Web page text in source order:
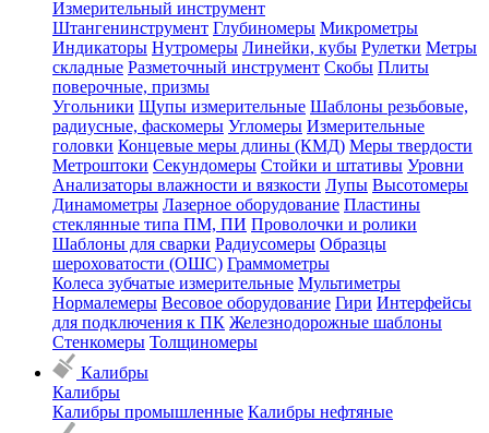
Измерительный инструмент
Штангенинструмент Глубиномеры Микрометры
Индикаторы Нутромеры Линейки, кубы Рулетки Метры
складные Разметочный инструмент Скобы Плиты
поверочные, призмы
Угольники Щупы измерительные Шаблоны резьбовые,
радиусные, фаскомеры Угломеры Измерительные
головки Концевые меры длины (КМД) Меры твердости
Метроштоки Секундомеры Стойки и штативы Уровни
Анализаторы влажности и вязкости Лупы Высотомеры
Динамометры Лазерное оборудование Пластины
стеклянные типа ПМ, ПИ Проволочки и ролики
Шаблоны для сварки Радиусомеры Образцы
шероховатости (ОШС) Граммометры
Колеса зубчатые измерительные Мультиметры
Нормалемеры Весовое оборудование Гири Интерфейсы
для подключения к ПК Железнодорожные шаблоны
Стенкомеры Толщиномеры
Калибры
Калибры
Калибры промышленные Калибры нефтяные